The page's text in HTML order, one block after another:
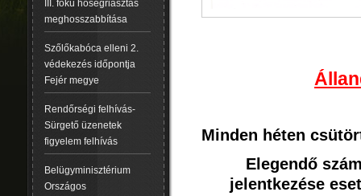
III. fokú hőségriasztás
meghosszabbítása
Szőlőkabóca elleni 2.
védekezés időpontja
Fejér megye
Rendőrségi felhívás-
Sürgető üzenetek
figyelem felhívás
Belügyminisztérium
Országos
Minden héten
Elegendő
jelentkezése